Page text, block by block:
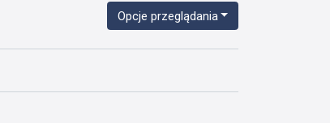
Opcje przeglądania